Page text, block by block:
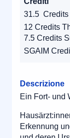
31.5 Credits
12 Credits
7.5 Credits
SGAIM
Descrizione
Ein Fort- und
Erkennung